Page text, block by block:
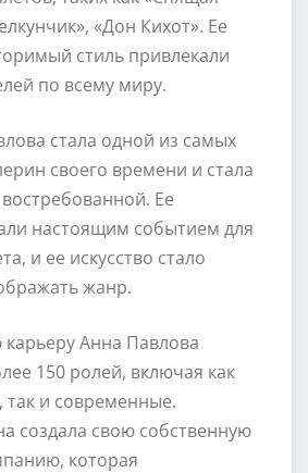
«Дон Кихот». Ее
стиль привлекали
по всему миру.
стала одной из самых
своего времени и стала
Ее
настоящим событием для
и ее искусство стало
жанр.
карьеру Анна Павлова
150 ролей, включая как
так и современные.
создала свою собственную
которая